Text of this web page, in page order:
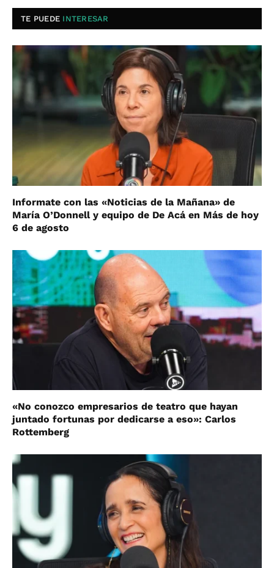
TE PUEDE INTERESAR
Informate con las «Noticias de la Mañana» de
María O’Donnell y equipo de De Acá en Más de hoy
6 de agosto
«No conozco empresarios de teatro que hayan
juntado fortunas por dedicarse a eso»: Carlos
Rottemberg